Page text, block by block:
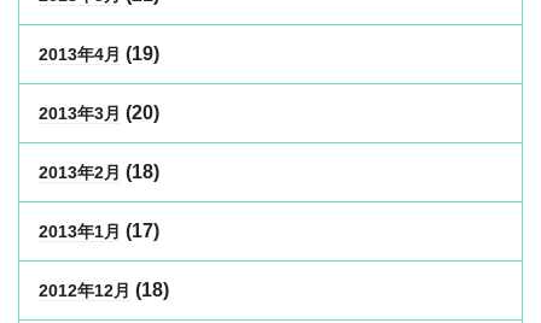
2013年4月 (19)
2013年3月 (20)
2013年2月 (18)
2013年1月 (17)
2012年12月 (18)